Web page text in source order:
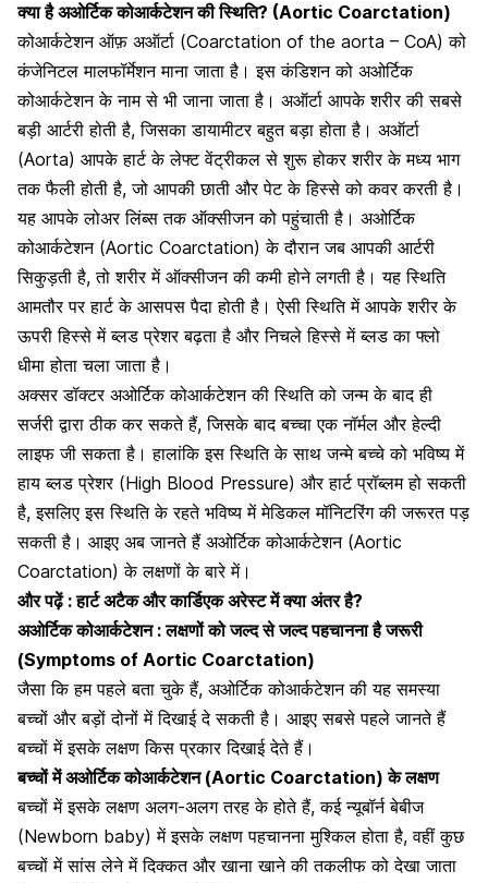
क्या है अओर्टिक कोआर्कटेशन की स्थिति? (Aortic Coarctation)
कोआर्कटेशन ऑफ़ अऑर्टा (Coarctation of the aorta – CoA) को
कंजेनिटल मालफॉर्मेशनमाना जाता है। इस कंडिशन को अओर्टिक
कोआर्कटेशन के नाम से भी जाना जाता है। अऑर्टा आपके शरीर की सबसे
बड़ी आर्टरी होती है, जिसका डायामीटर बहुत बड़ा होता है। अऑर्टा
(Aorta) आपके हार्ट के लेफ्ट वेंट्रीकल से शुरू होकर शरीर के मध्य भाग
तक फैली होती है, जो आपकी छाती और पेट के हिस्से को कवर करती है।
यह आपके लोअर लिंब्स तक ऑक्सीजन को पहुंचाती है। अओर्टिक
कोआर्कटेशन (Aortic Coarctation) के दौरान जब आपकी आर्टरी
सिकुड़ती है, तो शरीर में ऑक्सीजन की कमी होने लगती है। यह स्थिति
आमतौर पर हार्ट के आसपस पैदा होती है। ऐसी स्थिति में आपके शरीर के
ऊपरी हिस्से मेंब्लड प्रेशरबढ़ता है और निचले हिस्से में ब्लड का फ्लो
धीमा होता चला जाता है।
अक्सर डॉक्टर अओर्टिक कोआर्कटेशन की स्थिति को जन्म के बाद ही
सर्जरी द्वारा ठीक कर सकते हैं, जिसके बाद बच्चा एक नॉर्मल और हेल्दी
लाइफ जी सकता है। हालांकि इस स्थिति के साथ जन्मे बच्चे को भविष्य में
हाय ब्लड प्रेशर (High Blood Pressure) और हार्ट प्रॉब्लम हो सकती
है, इसलिए इस स्थिति के रहते भविष्य में मेडिकल मॉनिटरिंग की जरूरत पड़
सकती है। आइए अब जानते हैं अओर्टिक कोआर्कटेशन (Aortic
Coarctation) के लक्षणों के बारे में।
और पढ़ें :हार्ट अटैक और कार्डिएक अरेस्ट में क्या अंतर है?
अओर्टिक कोआर्कटेशन : लक्षणों को जल्द से जल्द पहचानना है जरूरी
(Symptoms of Aortic Coarctation)
जैसा कि हम पहले बता चुके हैं, अओर्टिक कोआर्कटेशन की यह समस्या
बच्चों और बड़ों दोनों में दिखाई दे सकती है। आइए सबसे पहले जानते हैं
बच्चों में इसके लक्षण किस प्रकार दिखाई देते हैं।
बच्चों में अओर्टिक कोआर्कटेशन (Aortic Coarctation) के लक्षण
बच्चों में इसके लक्षण अलग-अलग तरह के होते हैं, कईन्यूबॉर्न बेबीज
(Newborn baby) में इसके लक्षण पहचानना मुश्किल होता है, वहीं कुछ
बच्चों में सांस लेने में दिक्कत और खाना खाने की तकलीफ को देखा जाता